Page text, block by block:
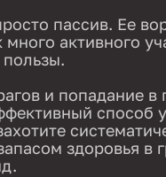
пассив. Ее
активного
и попадание в
способ
здоровья в